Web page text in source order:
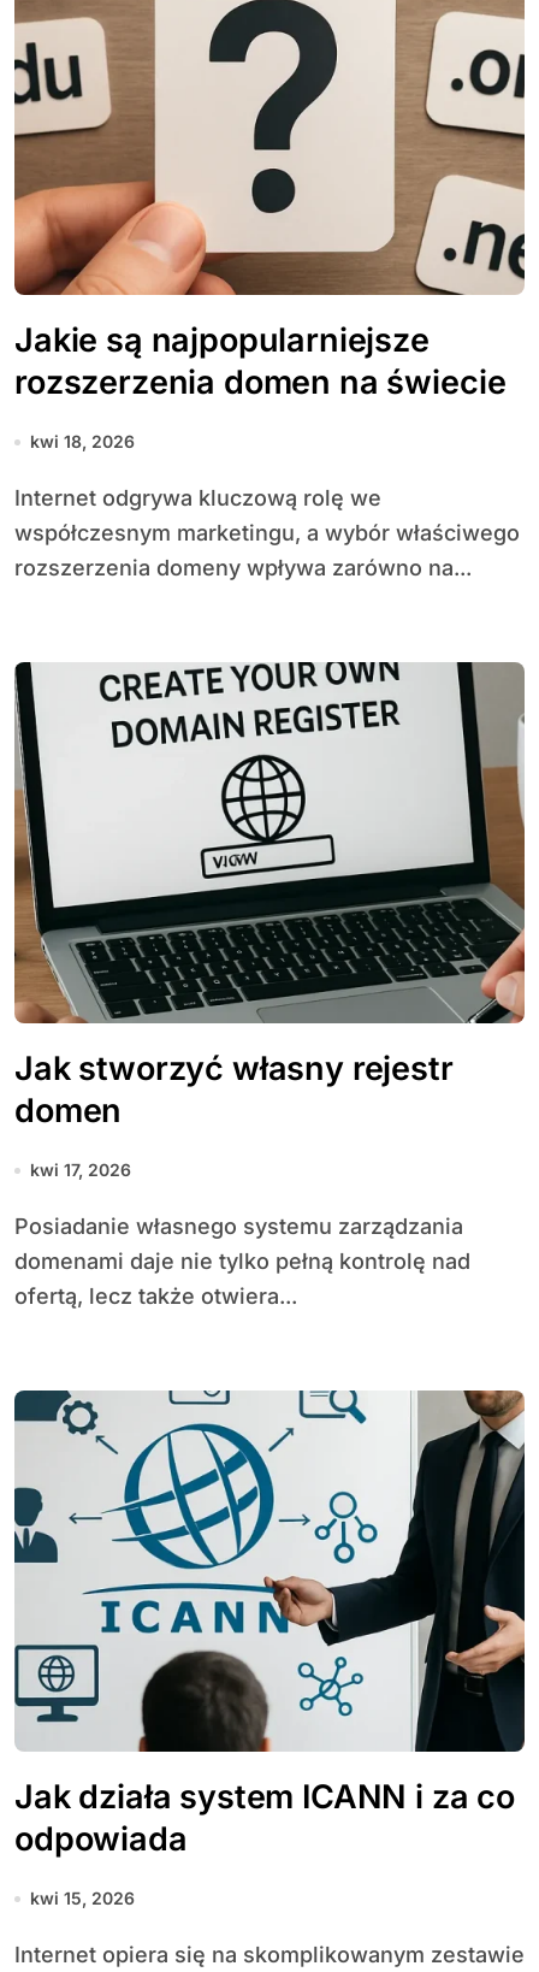
Jakie są najpopularniejsze
rozszerzenia domen na świecie
kwi 18, 2026
Internet odgrywa kluczową rolę we
współczesnym marketingu, a wybór właściwego
rozszerzenia domeny wpływa zarówno na...
Jak stworzyć własny rejestr
domen
kwi 17, 2026
Posiadanie własnego systemu zarządzania
domenami daje nie tylko pełną kontrolę nad
ofertą, lecz także otwiera...
Jak działa system ICANN i za co
odpowiada
kwi 15, 2026
Internet opiera się na skomplikowanym zestawie